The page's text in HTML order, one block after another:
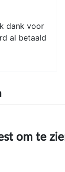
dank voor
al betaald
om te